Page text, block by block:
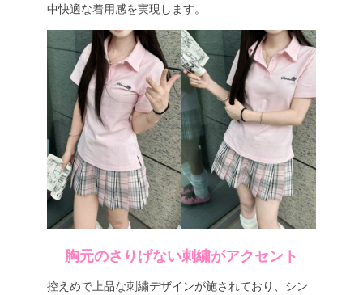
中快適な着用感を実現します。
胸元のさりげない刺繍がアクセント
控えめで上品な刺繍デザインが施されており、シン